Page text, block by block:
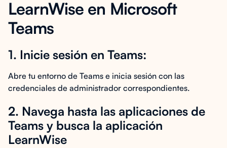
LearnWise en Microsoft
Teams
1. Inicie sesión en Teams:
Abre tu entorno de Teams e inicia sesión con las
credenciales de administrador correspondientes.
2. Navega hasta las aplicaciones de
Teams y busca la aplicación
LearnWise